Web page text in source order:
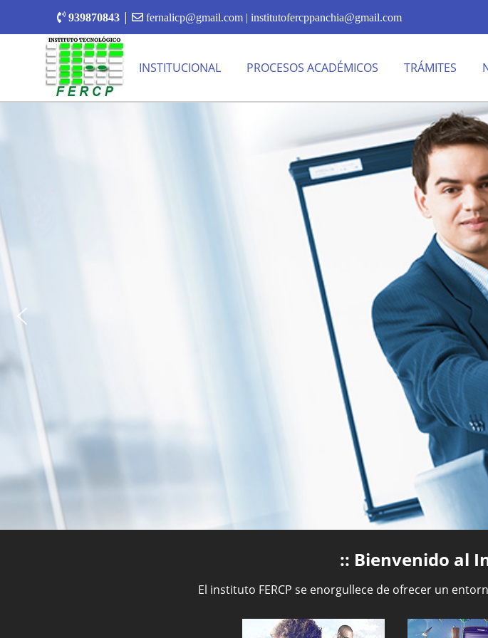
939870843 | fernalicp@gmail.com | institutofercppanchia@gmail.com
INSTITUCIONAL PROCESOS ACADÉMICOS TRÁMITES
:: Bienvenido al
El instituto FERCP se enorgullece de ofrecer un